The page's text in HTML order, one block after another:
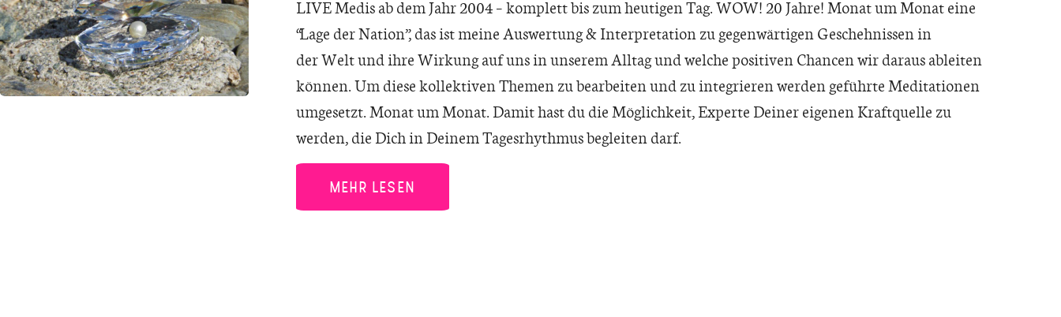
LIVE Medis ab dem Jahr 2004 – komplett bis zum heutigen Tag. WOW! 20 Jahre! Monat um Monat eine
“Lage der Nation”, das ist meine Auswertung & Interpretation zu gegenwärtigen Geschehnissen in
der Welt und ihre Wirkung auf uns in unserem Alltag und welche positiven Chancen wir daraus ableiten
können. Um diese kollektiven Themen zu bearbeiten und zu integrieren werden geführte Meditationen
umgesetzt. Monat um Monat. Damit hast du die Möglichkeit, Experte Deiner eigenen Kraftquelle zu
werden, die Dich in Deinem Tagesrhythmus begleiten darf.
MEHR LESEN